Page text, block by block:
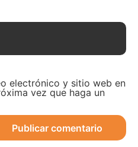
electrónico y sitio web en
vez que haga un